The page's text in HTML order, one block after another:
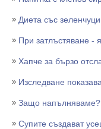
Диета със
При затлъстяване -
Хапче за бързо
Изследване
Защо напълняваме?
Супите създават